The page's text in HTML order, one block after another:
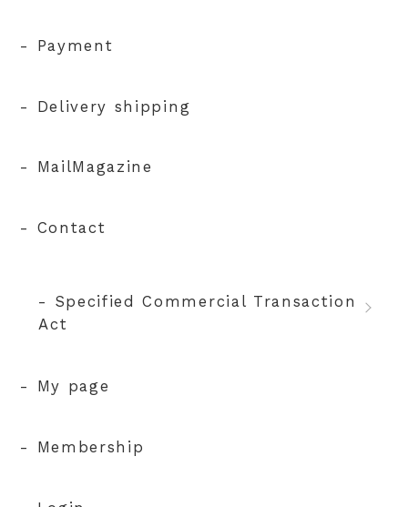
- Payment
- Delivery shipping
- MailMagazine
- Contact
- Specified Commercial Transaction
Act
- My page
- Membership